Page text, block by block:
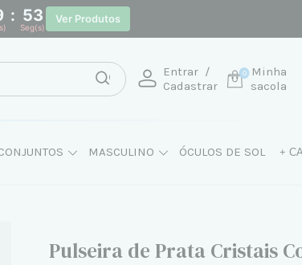
: 52
Seg(s)
Ver Produtos
Entrar /
Cadastrar
Minha
sacola
0
MASCULINO ÓCULOS DE SOL +
Pulseira de Prata Cristais